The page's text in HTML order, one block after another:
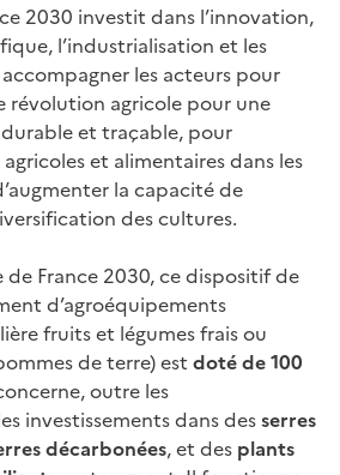
2030 investit dans l’innovation,
l’industrialisation et les
les acteurs pour
révolution agricole pour une
et traçable, pour
et alimentaires dans les
la capacité de
des cultures.
de France 2030, ce dispositif de
d’agroéquipements
fruits et légumes frais ou
de terre) est doté de 100
outre les
investissements dans desserres
décarbonées, et des plants